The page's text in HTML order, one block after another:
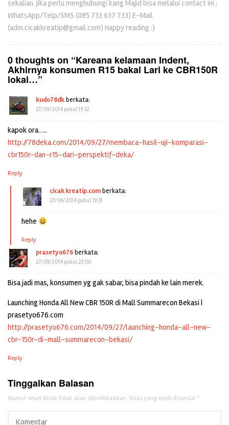
sekalian. Jika perlu menghubungi kang Majid bisa melalui contact ini ;
WhatsApp/Telp/SMS (085 733 637 733) E-Mail
(adm.cicakkreatip@gmail.com) Happy reading :)
0 thoughts on “Kareana kelamaan Indent,
Akhirnya konsumen R15 bakal Lari ke CBR150R
lokal…”
kudo78dkberkata:
27/09/2014 pukul 19:32
kapok ora…..
http://78deka.com/2014/09/27/membaca-hasil-uji-komparasi-
cbr150r-dan-r15-dari-perspektif-deka/
Reply
cicak kreatip.comberkata:
27/09/2014 pukul 19:33
hehe
Reply
prasetyo676berkata:
27/09/2014 pukul 23:00
Bisa jadi mas, konsumen yg gak sabar, bisa pindah ke lain merek.
Launching Honda All New CBR 150R di Mall Summarecon Bekasi |
prasetyo676.com
http://prasetyo676.com/2014/09/27/launching-honda-all-new-
cbr-150r-di-mall-summarecon-bekasi/
Reply
Tinggalkan Balasan
Alamat email Anda tidak akan dipublikasikan. Ruas yang wajib ditandai *